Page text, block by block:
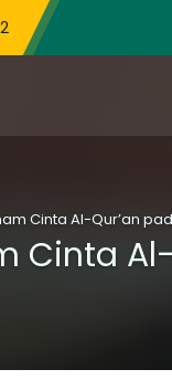
Cinta Al-Qur’an
Cinta